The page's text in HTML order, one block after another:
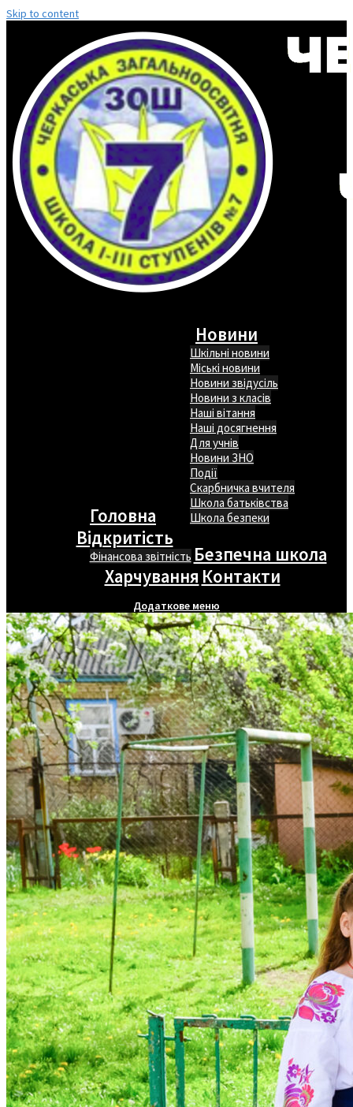
Skip to content
Головна
Новини
Шкільні новини
Міські новини
Новини звідусіль
Новини з класів
Наші вітання
Наші досягнення
Для учнів
Новини ЗНО
Події
Скарбничка вчителя
Школа батьківства
Школа безпеки
Відкритість
Фінансова звітність Безпечна школа
Харчування Контакти
Додаткове меню